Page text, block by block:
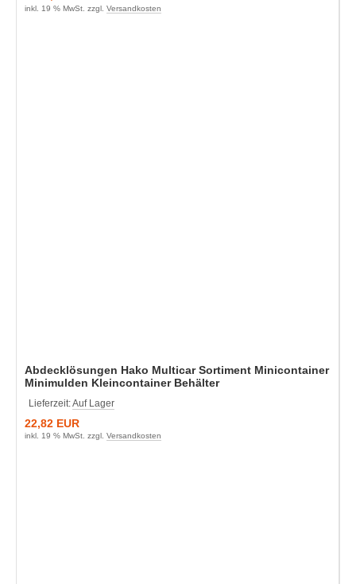
inkl. 19 % MwSt. zzgl. Versandkosten
Abdecklösungen Hako Multicar Sortiment Minicontainer
Minimulden Kleincontainer Behälter
Lieferzeit:Auf Lager
22,82 EUR
inkl. 19 % MwSt. zzgl. Versandkosten